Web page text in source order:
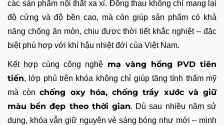
các sản phẩm nội thất xa xỉ. Đồng thau không chỉ mang lại
độ cứng và độ bền cao, mà còn giúp sản phẩm có khả
năng chống ăn mòn, chịu được thời tiết khắc nghiệt – đặc
biệt phù hợp với khí hậu nhiệt đới của Việt Nam.
Kết hợp cùng công nghệ mạ vàng hồng PVD tiên
tiến, lớp phủ trên khóa không chỉ giúp tăng tính thẩm mỹ
mà cònchống oxy hóa, chống trầy xước và giữ
màu bền đẹp theo thời gian. Dù sau nhiều năm sử
dụng, khóa vẫn giữ nguyên vẻ sáng bóng như mới – minh